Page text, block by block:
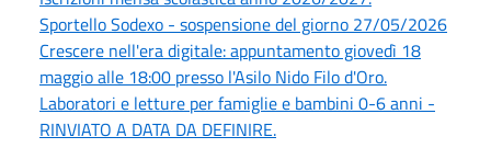
Sportello Sodexo - sospensione del giorno 27/05/2026
Crescere nell'era digitale: appuntamento giovedì 18
maggio alle 18:00 presso l'Asilo Nido Filo d'Oro.
Laboratori e letture per famiglie e bambini 0-6 anni -
RINVIATO A DATA DA DEFINIRE.